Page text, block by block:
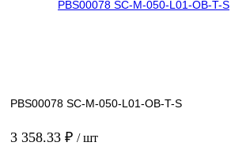
PBS00078 SC-M-050-L01-OB-T-S
3 358.33 ₽ / шт